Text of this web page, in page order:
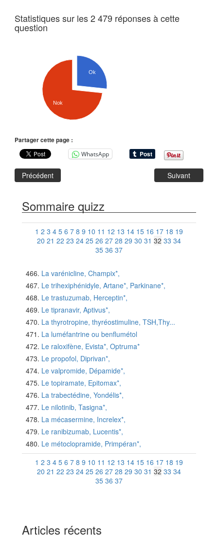
Statistiques sur les 2 479 réponses à cette
question
Ok
Nok
Partager cette page :
WhatsApp
Précédent Suivant
Sommaire quizz
1 2 3 4 5 6 7 8 9 10 11 12 13 14 15 16 17 18 19
20 21 22 23 24 25 26 27 28 29 30 31 32 33 34
35 36 37
La varénicline, Champix*,
Le trihexiphénidyle, Artane*, Parkinane*,
Le trastuzumab, Herceptin*,
Le tipranavir, Aptivus*,
La thyrotropine, thyréostimuline, TSH,Thy...
La luméfantrine ou benflumétol
Le raloxifène, Evista*, Optruma*
Le propofol, Diprivan*,
Le valpromide, Dépamide*,
Le topiramate, Epitomax*,
La trabectédine, Yondélis*,
Le nilotinib, Tasigna*,
La mécasermine, Increlex*,
Le ranibizumab, Lucentis*,
Le métoclopramide, Primpéran*,
1 2 3 4 5 6 7 8 9 10 11 12 13 14 15 16 17 18 19
20 21 22 23 24 25 26 27 28 29 30 31 32 33 34
35 36 37
Articles récents